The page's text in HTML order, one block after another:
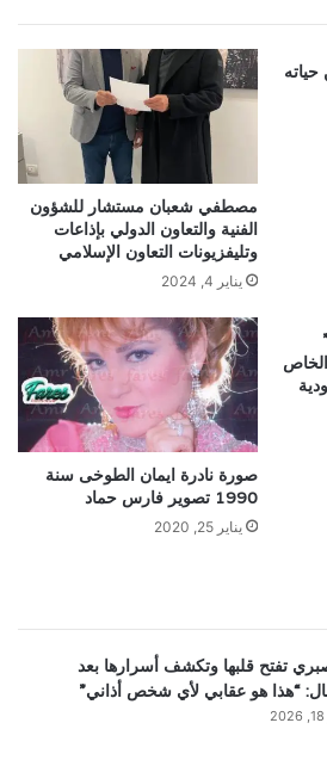
مصطفي شعبان مستشار للشؤون
الفنية والتعاون الدولي بإذاعات
وتليفزيونات التعاون الإسلامي
يناير 4, 2024
صورة نادرة ايمان الطوخى سنة
1990 تصوير فارس حماد
يناير 25, 2020
تفتح قلبها وتكشف أسرارها بعد
“هذا هو عقابي لأي شخص أذاني”